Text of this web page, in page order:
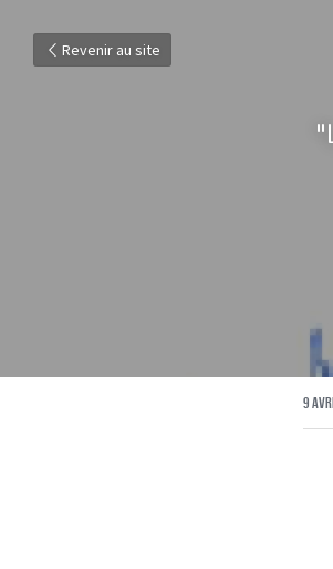
Revenir au site
9